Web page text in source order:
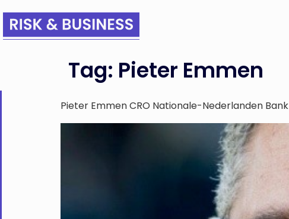
Tag: Pieter Emmen
Pieter Emmen CRO Nationale-Nederlanden Bank